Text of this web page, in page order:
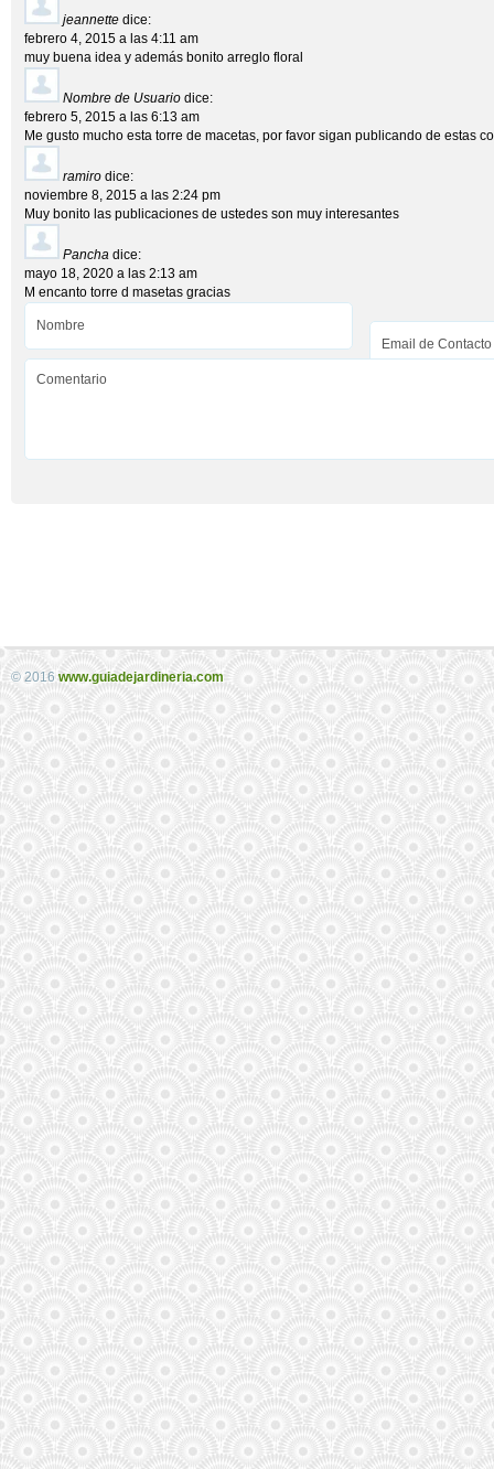
jeannette dice:
febrero 4, 2015 a las 4:11 am
muy buena idea y además bonito arreglo floral
Nombre de Usuario dice:
febrero 5, 2015 a las 6:13 am
Me gusto mucho esta torre de macetas, por favor sigan publicando de estas
ramiro dice:
noviembre 8, 2015 a las 2:24 pm
Muy bonito las publicaciones de ustedes son muy interesantes
Pancha dice:
mayo 18, 2020 a las 2:13 am
M encanto torre d masetas gracias
© 2016www.guiadejardineria.com